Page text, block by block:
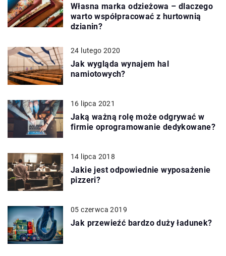
Własna marka odzieżowa – dlaczego
warto współpracować z hurtownią
dzianin?
24 lutego 2020
Jak wygląda wynajem hal
namiotowych?
16 lipca 2021
Jaką ważną rolę może odgrywać w
firmie oprogramowanie dedykowane?
14 lipca 2018
Jakie jest odpowiednie wyposażenie
pizzeri?
05 czerwca 2019
Jak przewieźć bardzo duży ładunek?